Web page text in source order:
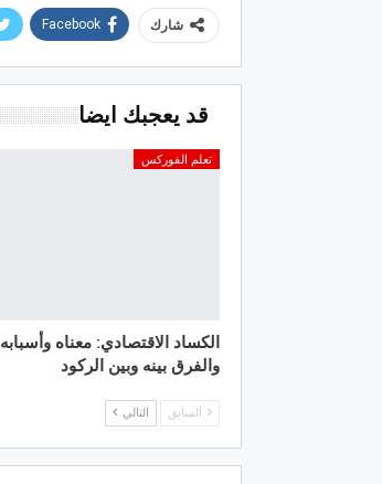
شارك Facebook
قد يعجبك ايضا
تعلم الفوركس
الكساد الاقتصادي: معناه وأسبابه
والفرق بينه وبين الركود
السابق التالي